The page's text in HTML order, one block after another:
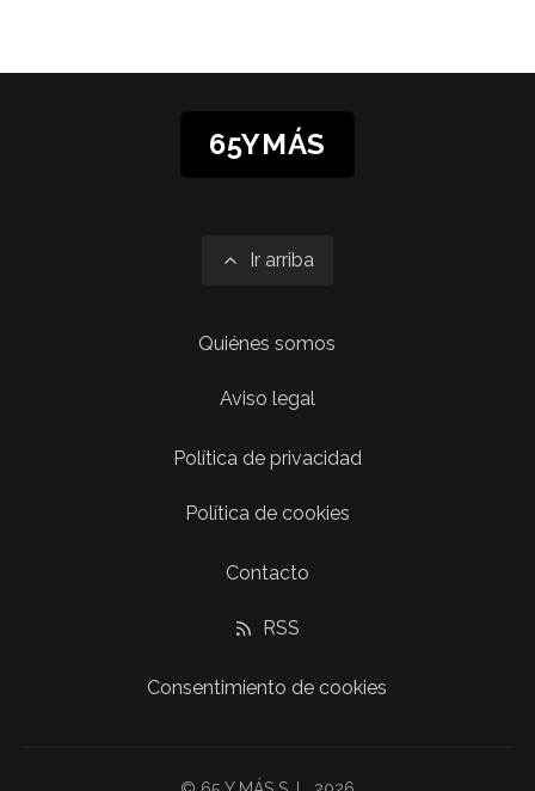
65YMÁS
Ir arriba
Quiénes somos
Aviso legal
Política de privacidad
Política de cookies
Contacto
RSS
Consentimiento de cookies